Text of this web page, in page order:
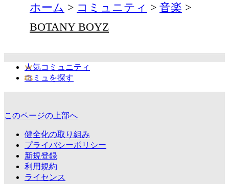
ホーム コミュニティ
音楽
BOTANY BOYZ
人気コミュニティ
コミュを探す
このページの上部へ
健全化の取り組み
プライバシーポリシー
新規登録
利用規約
ライセンス